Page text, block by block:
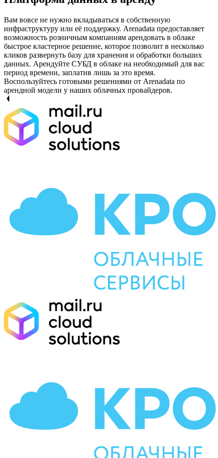
Вам вовсе не нужно вкладываться в собственную
инфраструктуру или её поддержку. Arenadata предоставляет
возможность розничным компаниям арендовать в облаке
быстрое кластерное решение, которое позволит в несколько
кликов развернуть базу для хранения и обработки больших
данных. Арендуйте СУБД в облаке на необходимый для вас
период времени, заплатив лишь за это время.
Воспользуйтесь готовыми решениями от Arenadata по
арендной модели у наших облачных провайдеров.